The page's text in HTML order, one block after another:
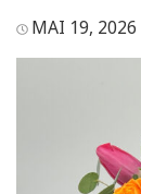
MAI 19, 2026